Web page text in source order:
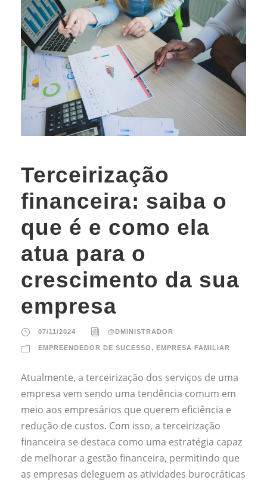
Terceirização
financeira: saiba o
que é e como ela
atua para o
crescimento da sua
empresa
07/11/2024 @DMINISTRADOR
EMPREENDEDOR DE SUCESSO, EMPRESA FAMILIAR
Atualmente, a terceirização dos serviços de uma
empresa vem sendo uma tendência comum em
meio aos empresários que querem eficiência e
redução de custos. Com isso, a terceirização
financeira se destaca como uma estratégia capaz
de melhorar a gestão financeira, permitindo que
as empresas deleguem as atividades burocráticas